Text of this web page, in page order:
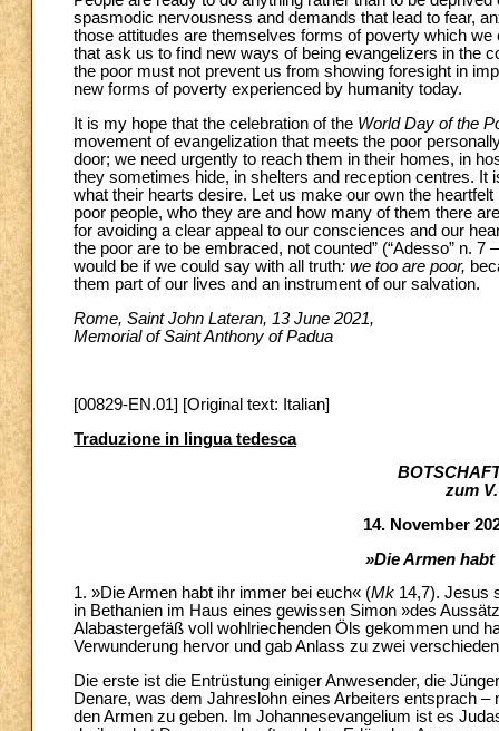
spasmodic nervousness and demands that lead to fear,
those attitudes are themselves forms of poverty which
that ask us to find new ways of being evangelizers in the
the poor must not prevent us from showing foresight in
new forms of poverty experienced by humanity today.
It is my hope that the celebration of the World Day of the
movement of evangelization that meets the poor
door; we need urgently to reach them in their homes, in
they sometimes hide, in shelters and reception centres. It
what their hearts desire. Let us make our own the
poor people, who they are and how many of them there
for avoiding a clear appeal to our consciences and our
the poor are to be embraced, not counted” (“Adesso” n.
would be if we could say with all truth: we too are poor,
them part of our lives and an instrument of our salvation.
Rome, Saint John Lateran, 13 June 2021,
Memorial of Saint Anthony of Padua
[00829-EN.01] [Original text: Italian]
Traduzione in lingua tedesca
zum
14. November
»Die Armen
1. »Die Armen habt ihr immer bei euch« (Mk 14,7). Jesus
in Bethanien im Haus eines gewissen Simon »des
Alabastergefäß voll wohlriechenden Öls gekommen und
Verwunderung hervor und gab Anlass zu zwei
Die erste ist die Entrüstung einiger Anwesender, die
Denare, was dem Jahreslohn eines Arbeiters entsprach
den Armen zu geben. Im Johannesevangelium ist es